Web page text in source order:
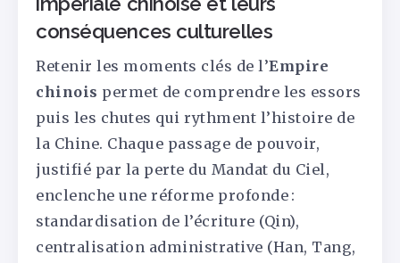
conséquences culturelles
Retenir les moments clés de l’Empire
chinois permet de comprendre les essors
puis les chutes qui rythment l’histoire de
la Chine. Chaque passage de pouvoir,
justifié par la perte du Mandat du Ciel,
enclenche une réforme profonde :
standardisation de l’écriture (Qin),
centralisation administrative (Han, Tang,